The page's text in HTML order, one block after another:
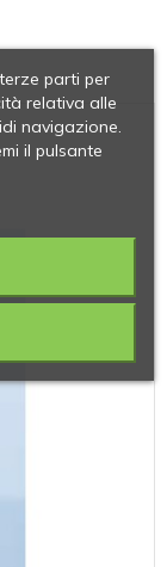
parti per
relativa alle
navigazione.
il pulsante